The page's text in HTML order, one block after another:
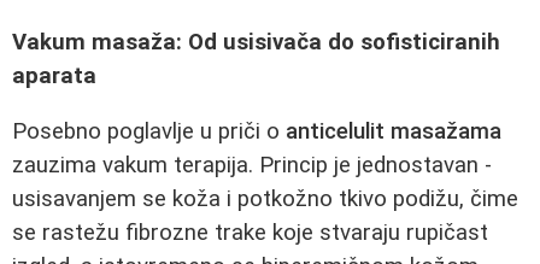
Vakum masaža: Od usisivača do sofisticiranih
aparata
Posebno poglavlje u priči o anticelulit masažama
zauzima vakum terapija. Princip je jednostavan -
usisavanjem se koža i potkožno tkivo podižu, čime
se rastežu fibrozne trake koje stvaraju rupičast